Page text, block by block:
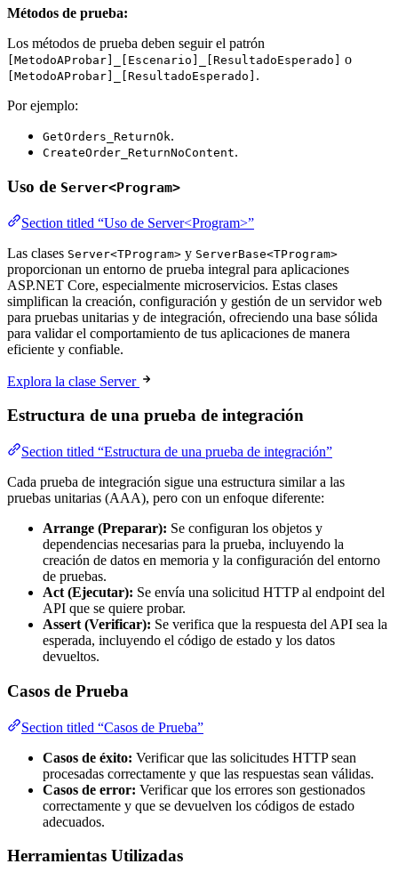
Métodos de prueba:
Los métodos de prueba deben seguir el patrón
[MetodoAProbar]_[Escenario]_[ResultadoEsperado] o
[MetodoAProbar]_[ResultadoEsperado] .
Por ejemplo:
GetOrders_ReturnOk.
CreateOrder_ReturnNoContent.
Uso de Server<Program>
Section titled “Uso de Server<Program>”
Las clases Server<TProgram> y ServerBase<TProgram>
proporcionan un entorno de prueba integral para aplicaciones
ASP.NET Core, especialmente microservicios. Estas clases
simplifican la creación, configuración y gestión de un servidor web
para pruebas unitarias y de integración, ofreciendo una base sólida
para validar el comportamiento de tus aplicaciones de manera
eficiente y confiable.
Explora la clase Server
Estructura de una prueba de integración
Section titled “Estructura de una prueba de integración”
Cada prueba de integración sigue una estructura similar a las
pruebas unitarias (AAA), pero con un enfoque diferente:
Arrange (Preparar): Se configuran los objetos y
dependencias necesarias para la prueba, incluyendo la
creación de datos en memoria y la configuración del entorno
de pruebas.
Act (Ejecutar): Se envía una solicitud HTTP al endpoint del
API que se quiere probar.
Assert (Verificar): Se verifica que la respuesta del API sea la
esperada, incluyendo el código de estado y los datos
devueltos.
Casos de Prueba
Section titled “Casos de Prueba”
Casos de éxito: Verificar que las solicitudes HTTP sean
procesadas correctamente y que las respuestas sean válidas.
Casos de error: Verificar que los errores son gestionados
correctamente y que se devuelven los códigos de estado
adecuados.
Herramientas Utilizadas